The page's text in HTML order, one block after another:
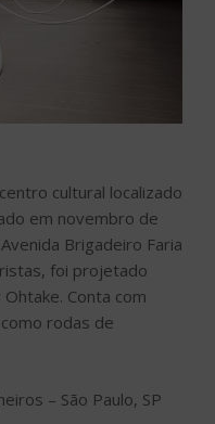
cultural localizado
em novembro de
Brigadeiro Faria
foi projetado
Conta com
rodas de
– São Paulo, SP